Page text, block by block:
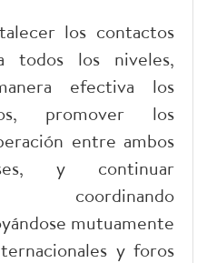
los contactos
los niveles,
efectiva los
promover los
entre ambos
y continuar
coordinando
mutuamente
y foros